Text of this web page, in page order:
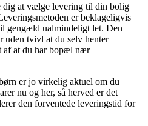
dig at vælge levering til din bolig
er beklageligvis
gengæld ualmindeligt let. Den
uden tvivl at du selv henter
af at du har bopæl nær
er jo virkelig aktuel om du
nu og her, så herved er det
den forventede leveringstid for